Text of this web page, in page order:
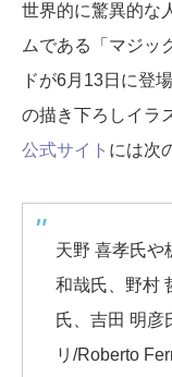
世界的に驚異的な
ムである「マジッ
ドが6月13日に登
の描き下ろしイラ
公式サイト には次
天野 喜孝氏や
和哉氏、野村
氏、吉田 明彦
リ/Roberto